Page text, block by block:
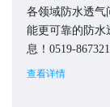
各领域防水透气
能更可靠的防水
息！0519-
查看详情